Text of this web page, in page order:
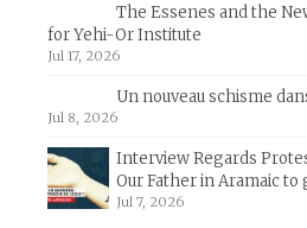
The Essenes and the
for Yehi-Or Institute
Jul 17, 2026
Un nouveau schisme
Jul 8, 2026
Interview Regards
Our Father in Aramaic to
Jul 7, 2026